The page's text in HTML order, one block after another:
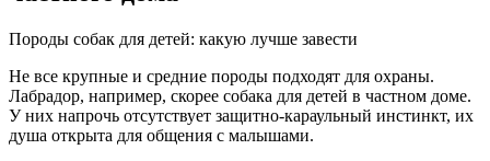
Породы собак для детей: какую лучше завести
Не все крупные и средние породы подходят для охраны.
Лабрадор, например, скорее собака для детей в частном доме.
У них напрочь отсутствует защитно-караульный инстинкт, их
душа открыта для общения с малышами.